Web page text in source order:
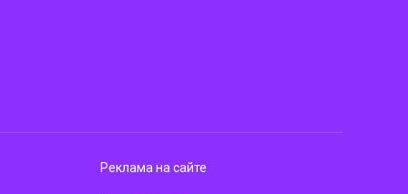
Реклама на сайте